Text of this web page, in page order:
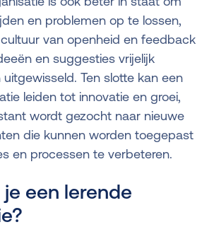
en problemen op te lossen,
van openheid en feedback
en suggesties vrijelijk
Ten slotte kan een
leiden tot innovatie en groei,
wordt gezocht naar nieuwe
die kunnen worden toegepast
en processen te verbeteren.
een lerende